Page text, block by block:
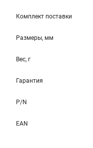
Комплект поставки
Размеры, мм
Вес, г
Гарантия
P/N
EAN